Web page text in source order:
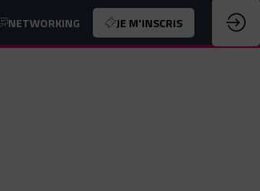
NETWORKING JE M'INSCRIS